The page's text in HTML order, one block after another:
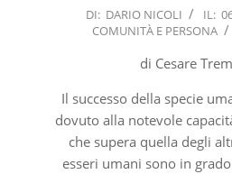
2023-DI: DARIO NICOLI IL:
COMUNITÀ E PERSONA
di Cesare
Il successo della specie
dovuto alla notevole
che supera quella degli
esseri umani sono in